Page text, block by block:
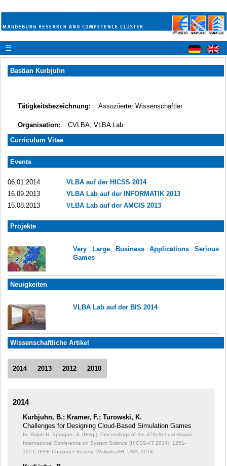
☰
Bastian Kurbjuhn
Tätigkeitsbezeichnung: Assoziierter Wissenschaftler
Organisation:
CVLBA, VLBA Lab
Curriculum Vitae
Events
06.01.2014
VLBA auf der HICSS 2014
16.09.2013
VLBA Lab auf der INFORMATIK 2013
15.08.2013
VLBA Lab auf der AMCIS 2013
Projekte
Very Large Business Applications Serious
Games
Neuigkeiten
VLBA Lab auf der BIS 2014
Wissenschaftliche Artikel
2014 2013 2012 2010
2014
Kurbjuhn, B.; Kramer, F.; Turowski, K.
Challenges for Designing Cloud-Based Simulation Games
In: Ralph H. Sprague, Jr. (Hrsg.): Proceedings of the 47th Annual Hawaii
International Conference on System Science (HICSS-47 2014); 1251-
1257; IEEE Computer Society; Waikoloa/HI, USA; 2014;